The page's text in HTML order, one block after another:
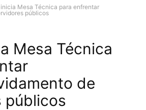
Mesa Técnica para enfrentar
públicos
Mesa Técnica
de
públicos